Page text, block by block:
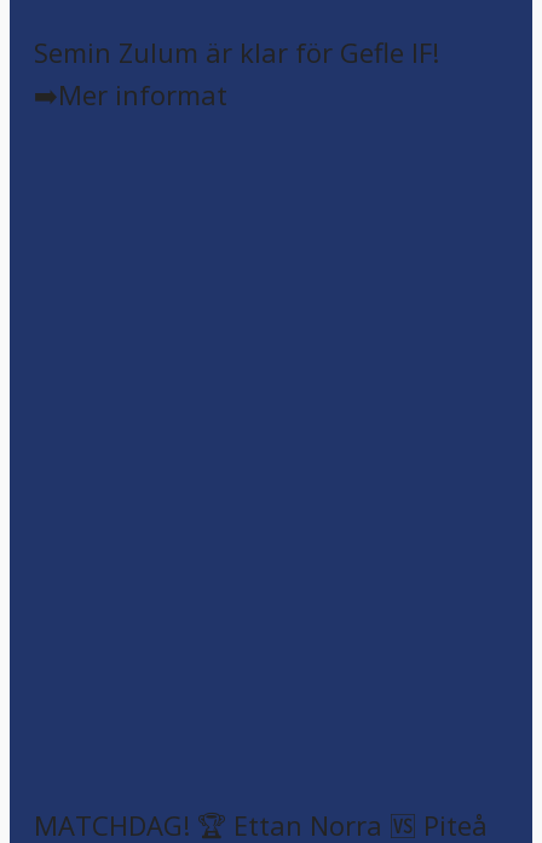
Semin Zulum är klar för Gefle IF!
➡️Mer informat
MATCHDAG! 🏆 Ettan Norra 🆚 Piteå